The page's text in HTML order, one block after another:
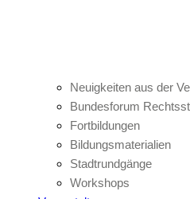
Neuigkeiten aus der
Bundesforum
Fortbildungen
Bildungsmaterialien
Stadtrundgänge
Workshops